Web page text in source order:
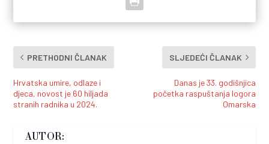
PRETHODNI ČLANAK
Hrvatska umire, odlaze i
djeca, novost je 60 hiljada
stranih radnika u 2024.
SLJEDEĆI ČLANAK
Danas je 33. godišnjica
početka raspuštanja logora
Omarska
AUTOR: